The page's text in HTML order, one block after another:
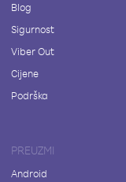
Blog
Sigurnost
Viber Out
Cijene
Podrška
PREUZMI
Android